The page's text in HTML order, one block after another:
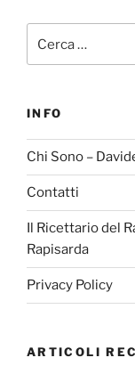
INFO
Chi Sono –
Contatti
Il Ricettario del
Rapisarda
Privacy Policy
ARTICOLI